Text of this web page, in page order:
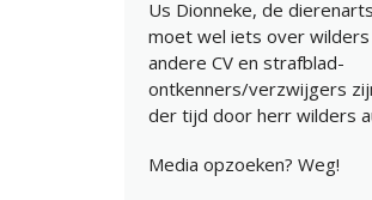
Us Dionneke, de
moet wel iets over wilders
andere CV en strafblad-
ontkenners/verzwijgers
der tijd door herr wilders
Media opzoeken? Weg!